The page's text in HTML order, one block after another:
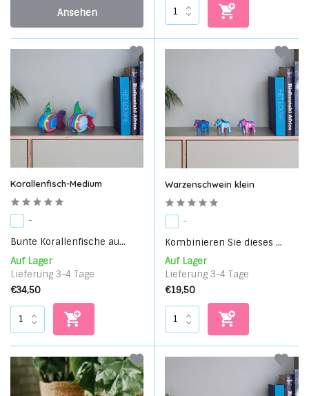
Ansehen
Korallenfisch-Medium
-
Bunte Korallenfische au...
Auf Lager
Lieferung 3-4 Tage
€34,50
Warzenschwein klein
-
Kombinieren Sie dieses ...
Auf Lager
Lieferung 3-4 Tage
€19,50